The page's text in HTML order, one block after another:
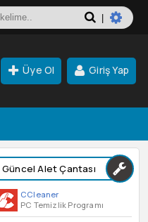
Üye Ol Giriş Yap
Güncel Alet Çantası
CCleaner
PC Temizlik Programı